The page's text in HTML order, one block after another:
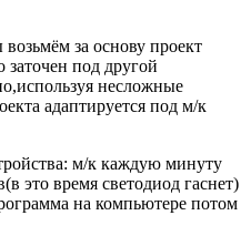
за основу проект
заточен под другой
несложные
адаптируется под м/к
м/к каждую минуту
это время светодиод гаснет)
на компьютере потом